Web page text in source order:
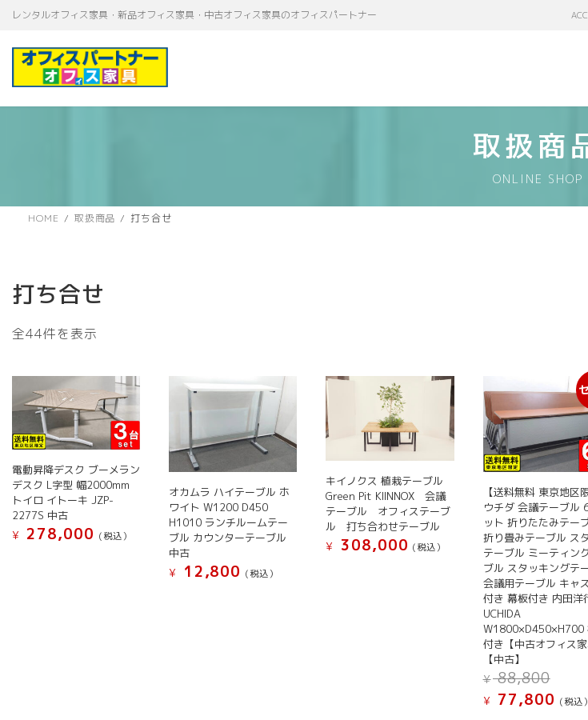
テ
ゲ
レンタルオフィス家具・新品オフィス家具・中古オフィス家具のオフィスパートナー
取扱商
ONLINE SHOP
HOME 取扱商品 打ち合せ
打ち合せ
全44件を表示
い
順
電動昇降デスク ブーメラン
デスク L字型 幅2000mm
トイロ イトーキ JZP-
2277S 中古
¥ 278,000 (税込）
オカムラ ハイテーブル ホ
ワイト W1200 D450
H1010 ランチルームテー
ブル カウンターテーブル
中古
¥
12,800 (税込）
キイノクス 植栽テーブル
Green Pit KIINNOX 会議
テーブル オフィステーブ
ル 打ち合わせテーブル
¥
308,000 (税込）
【送料無料 東京地区
ウチダ 会議テーブル
ット 折りたたみテー
折り畳みテーブル ス
テーブル ミーティン
ブル スタッキングテ
会議用テーブル キャ
付き 幕板付き 内田洋
UCHIDA
W1800×D450×H700
付き【中古オフィス家
【中古】
¥88,800
価
¥ 77,800 現
在
(税込）